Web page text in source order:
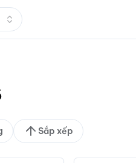
Nhấn để mở danh sách
Sắp xếp